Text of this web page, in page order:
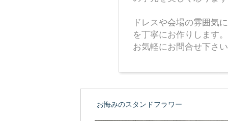
ドレスや会場の雰囲気
を丁寧にお作りします。
お気軽にお問合せ下さ
お悔みのスタンドフラワー